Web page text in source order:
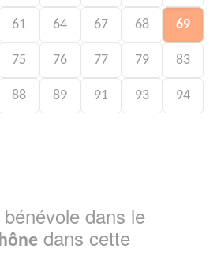
61 64 67 68 69
75 76 77 79 83
88 89 91 93 94
dans le
dans cette